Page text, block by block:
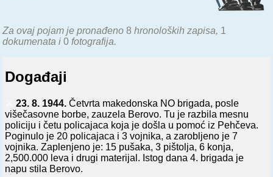
Za ovaj pojam je pronađeno8 hronoloških zapisa, 1
dokumenata i0 fotografija.
Događaji
23. 8. 1944. Četvrta makedonska NO brigada, posle
višečasovne borbe, zauzela Berovo. Tu je razbila mesnu
policiju i četu policajaca koja je došla u pomoć iz Pehčeva.
Poginulo je 20 policajaca i 3 vojnika, a zarobljeno je 7
vojnika. Zaplenjeno je: 15 pušaka, 3 pištolja, 6 konja,
2,500.000 leva i drugi materijal. Istog dana 4. brigada je
napu stila Berovo.